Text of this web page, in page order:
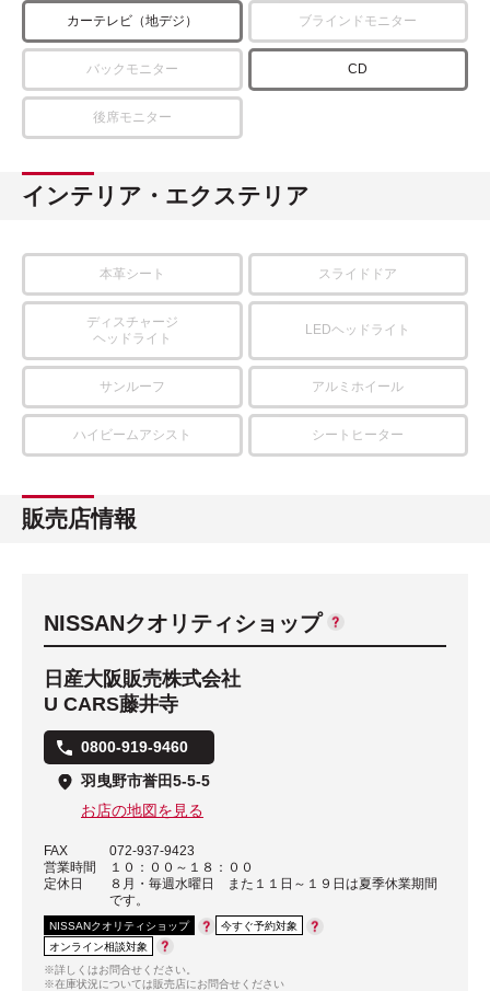
カーテレビ（地デジ） ブラインドモニター
バックモニター CD
後席モニター
インテリア・エクステリア
本革シート スライドドア
ディスチャージ
ヘッドライト
LEDヘッドライト
サンルーフ アルミホイール
ハイビームアシスト シートヒーター
販売店情報
NISSANクオリティショップ
日産大阪販売株式会社
U CARS藤井寺
0800-919-9460
羽曳野市誉田5-5-5
お店の地図を見る
FAX
072-937-9423
営業時間
１０：００～１８：００
定休日
８月・毎週水曜日 また１１日～１９日は夏季休業期間
です。
NISSANクオリティショップ
今すぐ予約対象
オンライン相談対象
※詳しくはお問合せください。
※在庫状況については販売店にお問合せください